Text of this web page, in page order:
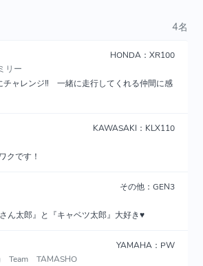
4名
HONDA：XR100
リー
チャレンジ‼ 一緒に走行してくれる仲間に感
KAWASAKI：KLX110
クです！
その他：GEN3
ん太郎』と『キャベツ太郎』大好き♥
YAMAHA：PW
Team TAMASHO